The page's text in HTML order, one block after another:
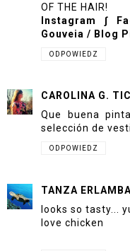
OF THE HAIR!
Instagram
∫
Gouveia / Blog
ODPOWIEDZ
CAROLINA G.
Que buena
selección de
ODPOWIEDZ
TANZA
looks so tasty...
love chicken